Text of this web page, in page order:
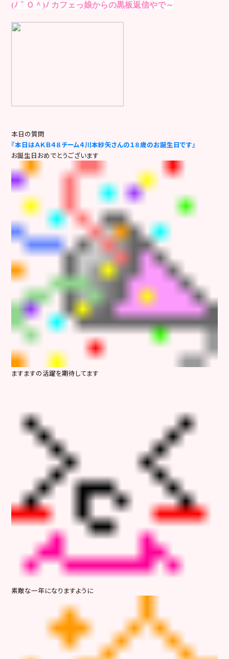
(ﾉ＾Ｏ＾)ﾉ カフェっ娘からの黒板返信やで～
本日の質問
『本日はＡＫＢ４８チーム４川本紗矢さんの１８歳のお誕生日です』
お誕生日おめでとうございます
ますますの活躍を期待してます
素敵な一年になりますように